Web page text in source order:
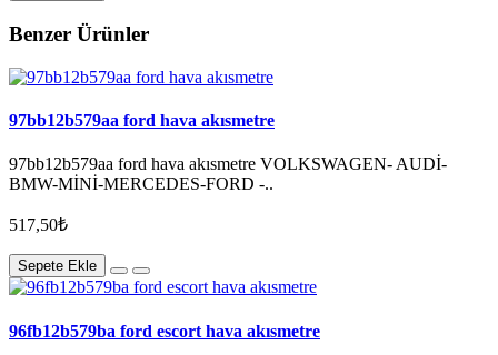
Benzer Ürünler
97bb12b579aa ford hava akısmetre
97bb12b579aa ford hava akısmetre VOLKSWAGEN- AUDİ-
BMW-MİNİ-MERCEDES-FORD -..
517,50₺
Sepete Ekle
96fb12b579ba ford escort hava akısmetre